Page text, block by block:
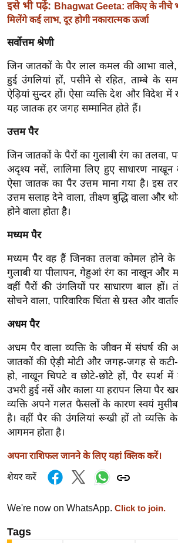
ल
बे
मि
सा
ल
श
ख्सि
त
यं
ग
इं
डि
या
सा
हि
त्य
ज
त
ऑ
टो
व
र्ल्ड
न्यू
ज
फ
म
रं
न
इसे भी पढ़ें: Bhagwat Geeta: तकिए के नीचे
मिलेंगे कई लाभ, दूर होगी नकारात्मक ऊर्जा
सर्वोत्तम श्रेणी
जिन जातकों के पैर लाल कमल की आभा वाले,
हुई उंगलियां हों, पसीने से रहित, ताम्बे के
ऐड़ियां सुन्दर हों। ऐसा व्यक्ति देश और विदेश में
यह जातक हर जगह सम्मानित होते हैं।
उत्तम पैर
जिन जातकों के पैरों का गुलाबी रंग का तलवा,
अदृश्य नसें, लालिमा लिए हुए साधारण नाखून
ऐसा जातक का पैर उत्तम माना गया है। इस
उत्तम सलाह देने वाला, तीक्ष्ण बुद्धि वाला और
होने वाला होता है।
मध्यम पैर
मध्यम पैर वह हैं जिनका तलवा कोमल होने के
गुलाबी या पीलापन, गेहुआं रंग का नाखून और
वहीं पैरों की उंगलियों पर साधारण बाल हों।
सोचने वाला, पारिवारिक चिंता से ग्रस्त और
अधम पैर
अधम पैर वाला व्यक्ति के जीवन में संघर्ष की
जातकों की ऐड़ी मोटी और जगह-जगह से कटी-
हो, नाखून चिपटे व छोटे-छोटे हों, पैर स्पर्श में
उभरी हुई नसें और काला या हरापन लिया पैर
व्यक्ति अपने गलत फैसलों के कारण स्वयं
है। वहीं पैर की उंगलियां रूखी हों तो व्यक्ति के
आगमन होता है।
अपना राशिफल जानने के लिए यहां क्लिक करें।
शेयर करें
We're now on WhatsApp. Click to join.
Tags